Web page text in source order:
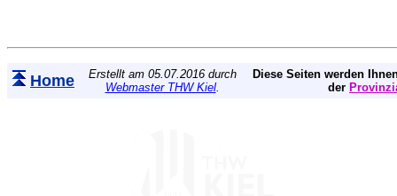
Home
Erstellt am 05.07.2016 durch
Webmaster THW Kiel.
Diese Seiten werden
der